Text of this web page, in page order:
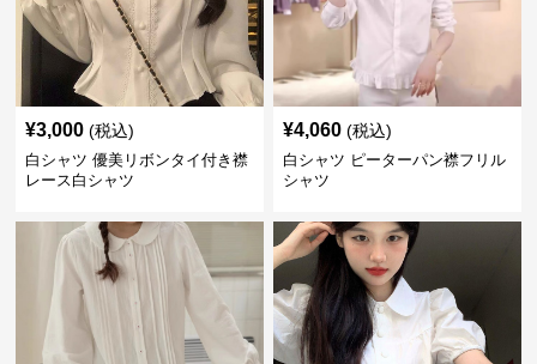
¥3,000 (税込)
白シャツ 優美リボンタイ付き襟
レース白シャツ
¥4,060 (税込)
白シャツ ピーターパン襟フリル
シャツ